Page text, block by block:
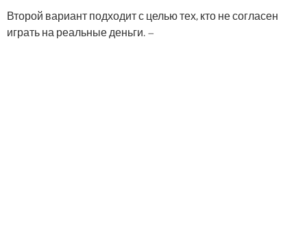
Второй вариант подходит с целью тех, кто не согласен
играть на реальные деньги. –